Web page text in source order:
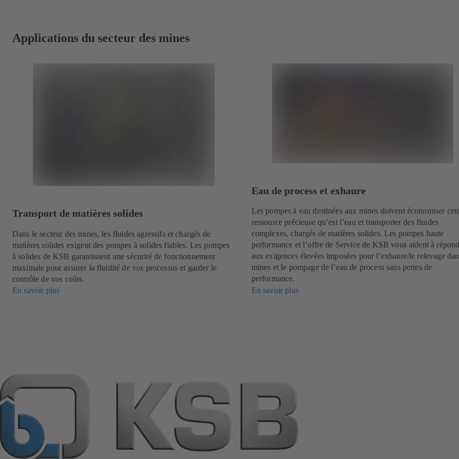
Applications du secteur des mines
Transport de matières solides
Dans le secteur des mines, les fluides agressifs et chargés de
matières solides exigent des pompes à solides fiables. Les pompes
à solides de KSB garantissent une sécurité de fonctionnement
maximale pour assurer la fluidité de vos processus et garder le
contrôle de vos coûts.
En savoir plus
Eau de process et exhaure
Les pompes à eau destinées aux mines doivent économiser
ressource précieuse qu’est l’eau et transporter des fluides
complexes, chargés de matières solides. Les pompes haute
performance et l’offre de Service de KSB vous aident à
aux exigences élevées imposées pour l’exhaure/le relevage
mines et le pompage de l’eau de process sans pertes de
performance.
En savoir plus